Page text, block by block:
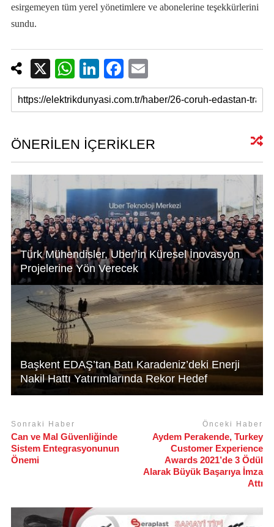
esirgemeyen tüm yerel yönetimlere ve abonelerine teşekkürlerini
sundu.
X W
h
at
A
p
p
Li
n
k
dI
n
F
a
c
b
o
o
k
E
m
ail
ÖNERİLEN İÇERİKLER
Türk Mühendisler, Uber’in Küresel İnovasyon
Projelerine Yön Verecek
Başkent EDAŞ’tan Batı Karadeniz’deki Enerji
Nakil Hattı Yatırımlarında Rekor Hedef
Sonraki Haber
Can ve Mal Güvenliğinde
Sistem Entegrasyonunun
Önemi
Önceki Haber
Aydem Perakende, Turkey
Customer Experience
Awards 2021’de 3 Ödül
Alarak Büyük Başarıya İmza
Attı